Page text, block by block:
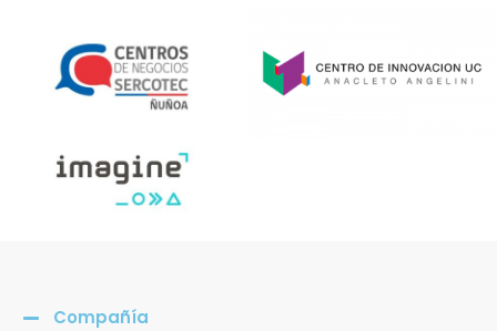
Compañía